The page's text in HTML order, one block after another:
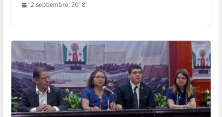
12 septiembre, 2018